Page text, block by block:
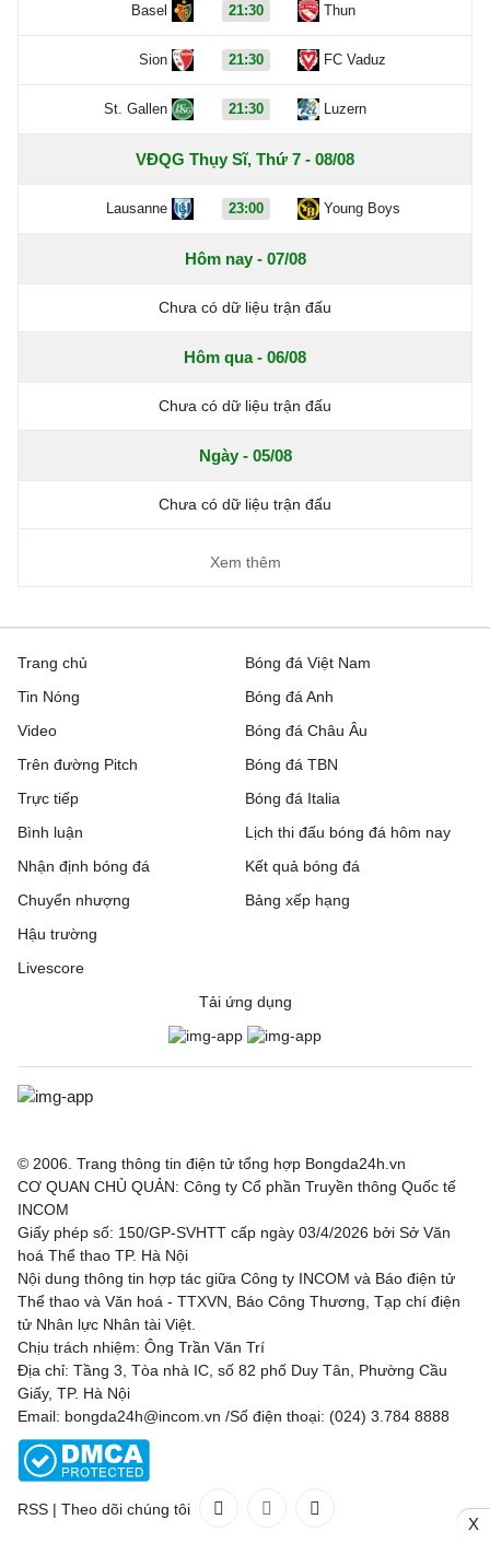
Basel 21:30 Thun
Sion 21:30 FC Vaduz
St. Gallen 21:30 Luzern
VĐQG Thụy Sĩ, Thứ 7 - 08/08
Lausanne 23:00 Young Boys
Hôm nay - 07/08
Chưa có dữ liệu trận đấu
Hôm qua - 06/08
Chưa có dữ liệu trận đấu
Ngày - 05/08
Chưa có dữ liệu trận đấu
Xem thêm
Trang chủ
Tin Nóng
Video
Trên đường Pitch
Trực tiếp
Bóng đá Việt Nam
Bóng đá Anh
Bóng đá Châu Âu
Bóng đá TBN
Bóng đá Italia
Bình luận
Nhận định bóng đá
Chuyển nhượng
Hậu trường
Livescore
Lịch thi đấu bóng đá hôm nay
Kết quả bóng đá
Bảng xếp hạng
Tải ứng dụng
© 2006. Trang thông tin điện tử tổng hợp Bongda24h.vn
CƠ QUAN CHỦ QUẢN: Công ty Cổ phần Truyền thông Quốc tế
INCOM
Giấy phép số: 150/GP-SVHTT cấp ngày 03/4/2026 bởi Sở Văn
hoá Thể thao TP. Hà Nội
Nội dung thông tin hợp tác giữa Công ty INCOM và Báo điện tử
Thể thao và Văn hoá - TTXVN, Báo Công Thương, Tạp chí điện
tử Nhân lực Nhân tài Việt.
Chịu trách nhiệm: Ông Trần Văn Trí
Địa chỉ: Tầng 3, Tòa nhà IC, số 82 phố Duy Tân, Phường Cầu
Giấy, TP. Hà Nội
Email: bongda24h@incom.vn /Số điện thoại: (024) 3.784 8888
RSS | Theo dõi chúng tôi
X